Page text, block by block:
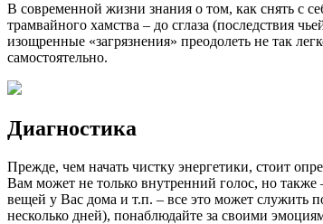
В современной жизни знания о том, как снять с
трамвайного хамства – до сглаза (последствия
изощренные «загрязнения» преодолеть не так
самостоятельно.
Диагностика
Прежде, чем начать чистку энергетики, стоит
Вам может не только внутренний голос, но также
вещей у Вас дома и т.п. – все это может служить
несколько дней), понаблюдайте за своими